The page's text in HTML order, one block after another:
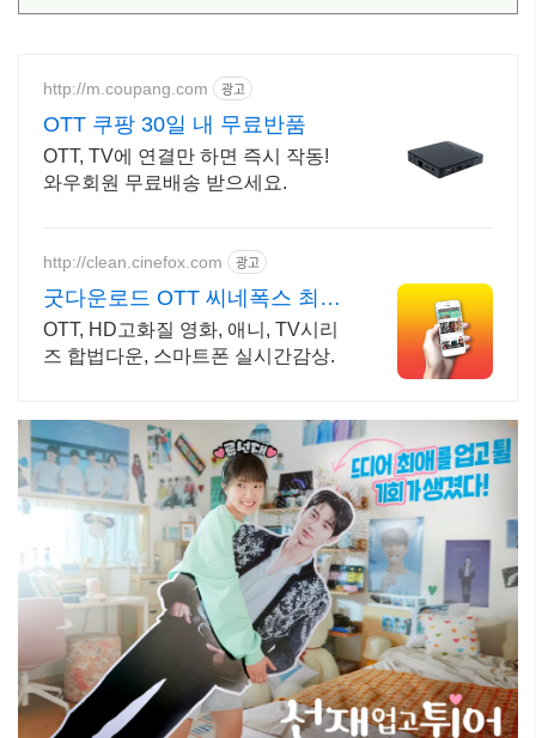
http://m.coupang.com 광고
OTT 쿠팡 30일 내 무료반품
OTT, TV에 연결만 하면 즉시 작동!
와우회원 무료배송 받으세요.
http://clean.cinefox.com 광고
굿다운로드 OTT 씨네폭스 최대
3만원+10%추가적립
OTT, HD고화질 영화, 애니, TV시리
즈 합법다운, 스마트폰 실시간감상.